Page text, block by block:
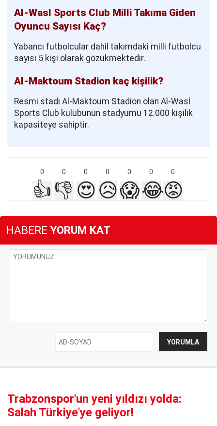
Al-Wasl Sports Club Milli Takıma Giden
Oyuncu Sayısı Kaç?
Yabancı futbolcular dahil takımdaki milli futbolcu
sayısı 5 kişi olarak gözükmektedir.
Al-Maktoum Stadion kaç kişilik?
Resmi stadı Al-Maktoum Stadion olan Al-Wasl
Sports Club kulübünün stadyumu 12.000 kişilik
kapasiteye sahiptir.
0 0 0 0 0 0 0
👍 👎 😍😥😱😂😡
HABERE YORUM KAT
Trabzonspor'un yeni yıldızı yolda:
Salah Türkiye'ye geliyor!